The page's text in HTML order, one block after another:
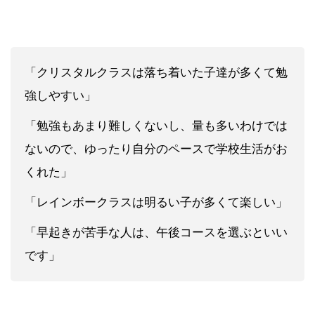
「クリスタルクラスは落ち着いた子達が多くて勉
強しやすい」
「勉強もあまり難しくないし、量も多いわけでは
ないので、ゆったり自分のペースで学校生活がお
くれた」
「レインボークラスは明るい子が多くて楽しい」
「早起きが苦手な人は、午後コースを選ぶといい
です」